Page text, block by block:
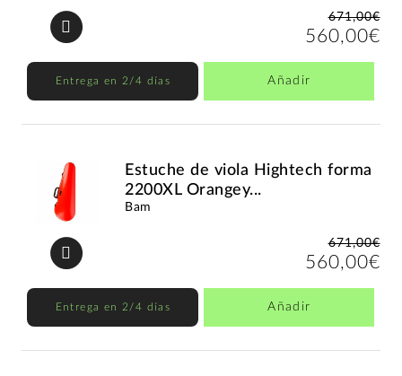
671,00€
560,00€
Entrega en 2/4 días Añadir
Estuche de viola Hightech forma
2200XL Orangey...
Bam
671,00€
560,00€
Entrega en 2/4 días Añadir